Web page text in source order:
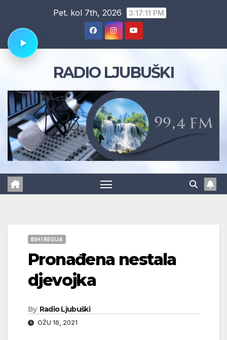
content
Pet. kol 7th, 2026 3:17:11 PM
RADIO LJUBUŠKI
BIH I REGIJA
Pronađena nestala
djevojka
By Radio Ljubuški
OŽU 16, 2021